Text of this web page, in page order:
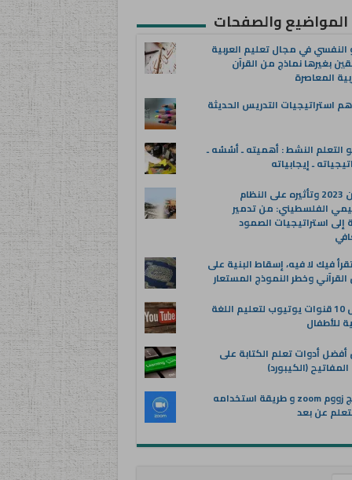
المواضيع والصفحات
النفسي في مجال تعليم العربية
بغيرها نماذج من القرآن
المعاصرة
استراتيجيات التدريس الحديثة
التعلم النشط : أهميته ـ أسُسُه ـ
ـ إيجابياته
عدوان 2023 وتأثيره على النظام
الفلسطيني: من تدمير
إلى استراتيجيات الصمود
فيك لا فيه، إسقاط البنية على
وخطر النموذج المستعار
أفضل 10 قنوات يوتيوب لتعليم اللغة
للأطفال
أفضل أدوات تعلم الكتابة على
(الكيبورد)
برنامج زووم zoom و طريقة استخدامه
عن بعد